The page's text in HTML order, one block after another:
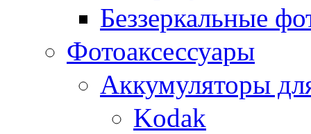
Беззеркальные
Фотоаксессуары
Аккумуляторы
Kodak